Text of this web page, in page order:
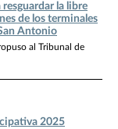
resguardar la libre
de los terminales
Antonio
al Tribunal de
2025